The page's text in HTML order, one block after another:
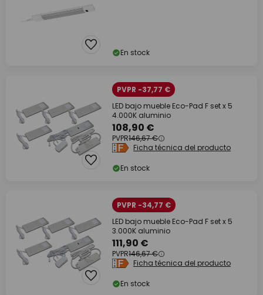
En stock
PVPR -37,77 €
LED bajo mueble Eco-Pad F set x 5
4.000K aluminio
108,90 €
PVPR146,67 €
Ficha técnica del producto
En stock
PVPR -34,77 €
LED bajo mueble Eco-Pad F set x 5
3.000K aluminio
111,90 €
PVPR146,67 €
Ficha técnica del producto
En stock